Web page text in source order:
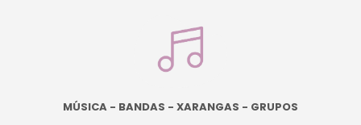
MÚSICA - BANDAS - XARANGAS - GRUPOS